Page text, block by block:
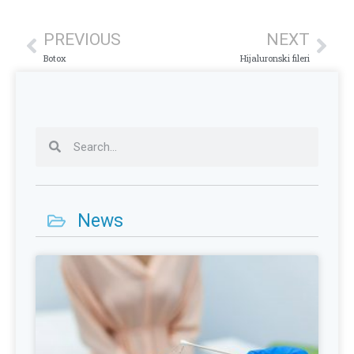
PREVIOUS
Botox
NEXT
Hijaluronski fileri
News